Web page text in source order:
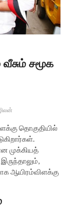
சமூக
தொகுதியில்
முக்கியத்
ஆயிரம்விளக்கு